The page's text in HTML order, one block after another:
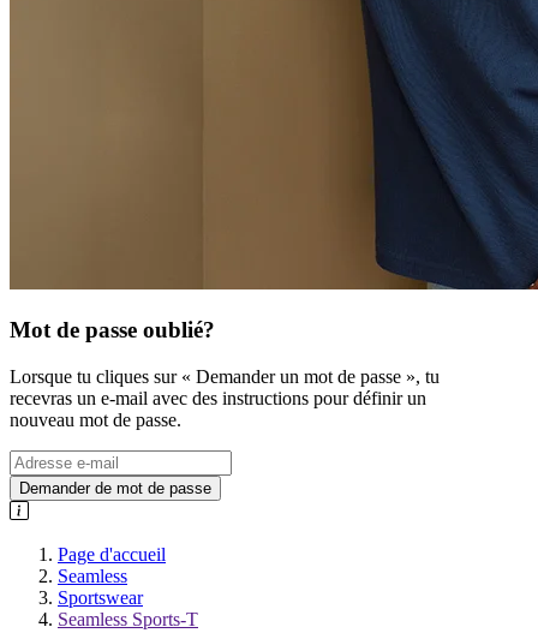
Mot de passe oublié?
Lorsque tu cliques sur « Demander un mot de passe », tu
recevras un e-mail avec des instructions pour définir un
nouveau mot de passe.
Demander de mot de passe
Page d'accueil
Seamless
Sportswear
Seamless Sports-T